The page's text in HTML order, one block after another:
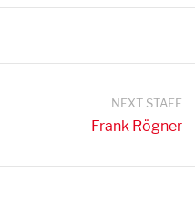
NEXT STAFF
Frank Rögner